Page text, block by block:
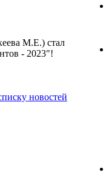
М.Е.) стал
- 2023"!
новостей